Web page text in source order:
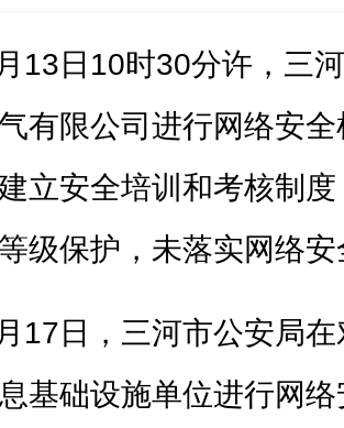
13日10时30分许，三
有限公司进行网络安
立安全培训和考核制
级保护，未落实网络
17日，三河市公安局
基础设施单位进行网